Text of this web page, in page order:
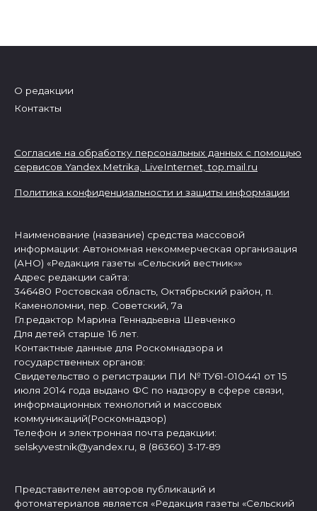
О редакции
Контакты
Согласие на обработку персональных данных с помощью
сервисов Yandex.Metrika, LiveInternet,top.mail.ru
Политика конфиденциальности и защиты информации
Наименование (название) средства массовой
информации: Автономная некоммерческая организация
(АНО) «Редакция газеты «Сельский вестник»»
Адрес редакции сайта:
346480 Ростовская область, Октябрьский район, п.
Каменоломни, пер. Советский, 7а
Гл.редактор Марина Геннадьевна Шевченко
Для детей старше 16 лет.
Контактные данные для Роскомнадзора и
государственных органов:
Свидетельство о регистрации ПИ № ТУ61-010441 от 15
июля 2014 года выдано ФС по надзору в сфере связи,
информационных технологий и массовых
коммуникаций(Роскомнадзор)
Телефон и электронная почта редакции:
selskyvestnik@yandex.ru, 8 (86360) 3-17-89
Представителем авторов публикаций и
фотоматериалов является «Редакция газеты «Сельский